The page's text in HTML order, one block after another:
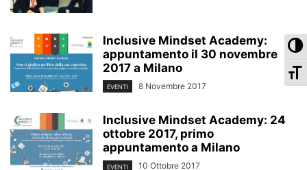
Inclusive Mindset Academy:
appuntamento il 30 novembre
2017 a Milano
EVENTI 8 Novembre 2017
Inclusive Mindset Academy: 24
ottobre 2017, primo
appuntamento a Milano
EVENTI 10 Ottobre 2017